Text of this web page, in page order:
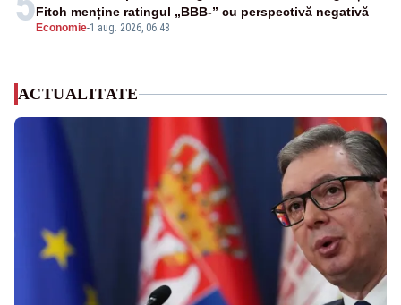
Economie-1 aug. 2026, 06:48
Fitch menține ratingul „BBB-” cu perspectivă negativă
ACTUALITATE